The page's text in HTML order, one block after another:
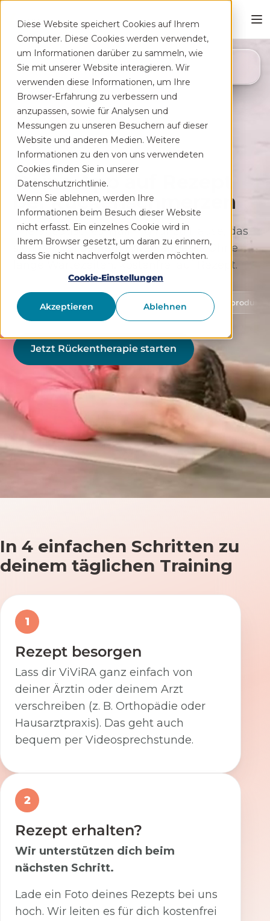
Diese Website speichert Cookies auf Ihrem
Computer. Diese Cookies werden verwendet,
um Informationen darüber zu sammeln, wie
Sie mit unserer Website interagieren. Wir
verwenden diese Informationen, um Ihre
Browser-Erfahrung zu verbessern und
anzupassen, sowie für Analysen und
Messungen zu unseren Besuchern auf dieser
Website und anderen Medien. Weitere
Informationen zu den von uns verwendeten
Cookies finden Sie in unserer
Datenschutzrichtlinie.
Wenn Sie ablehnen, werden Ihre
Informationen beim Besuch dieser Website
nicht erfasst. Ein einzelnes Cookie wird in
Ihrem Browser gesetzt, um daran zu erinnern,
dass Sie nicht nachverfolgt werden möchten.
Cookie-Einstellungen
Akzeptieren Ablehnen
Deine App auf Rezept
bei Rücken­schmerzen
Therapeutisches Training für zu Hause, das
sich flexibel deinem Alltag anpasst. Ohne
lange Wartezeiten, kostenfrei auf Rezept.
Schutz von Gesundheitsdaten Medizinprodukt Klasse 1
Jetzt Rückentherapie starten
In 4 einfachen Schritten zu
deinem täglichen Training
1
Rezept besorgen
Lass dir ViViRA ganz einfach von
deiner Ärztin oder deinem Arzt
verschreiben (z. B. Orthopädie oder
Hausarztpraxis). Das geht auch
bequem per Videosprechstunde.
2
Rezept erhalten?
Wir unterstützen dich beim
nächsten Schritt.
Lade ein Foto deines Rezepts bei uns
hoch. Wir leiten es für dich kostenfrei